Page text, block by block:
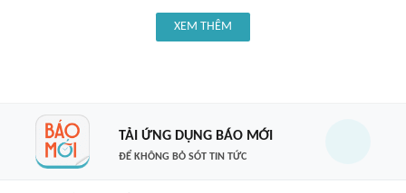
XEM THÊM
TẢI ỨNG DỤNG BÁO MỚI
ĐỂ KHÔNG BỎ SÓT TIN TỨC